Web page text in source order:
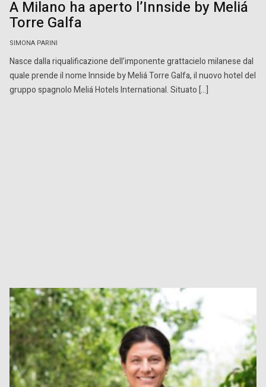
A Milano ha aperto l’Innside by Meliá
Torre Galfa
SIMONA PARINI
Nasce dalla riqualificazione dell’imponente grattacielo milanese dal
quale prende il nome Innside by Meliá Torre Galfa, il nuovo hotel del
gruppo spagnolo Meliá Hotels International. Situato […]